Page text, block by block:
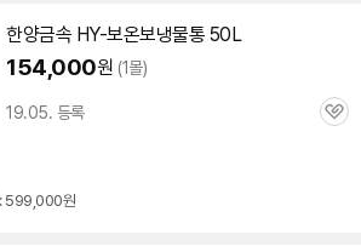
한양금속 HY-보온보냉물통 50L
154,000원 (1몰)
19.05. 등록
관
599,000원